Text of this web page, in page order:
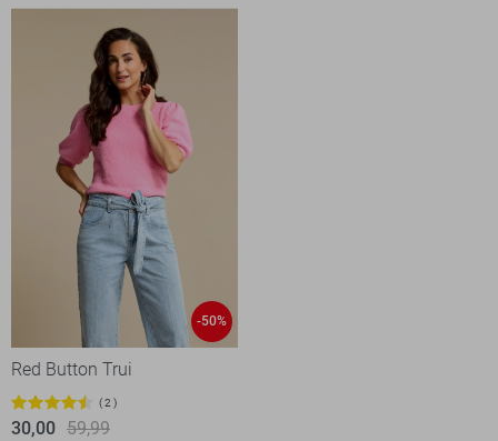
-50%
Red Button Trui
2
30,00 59,99